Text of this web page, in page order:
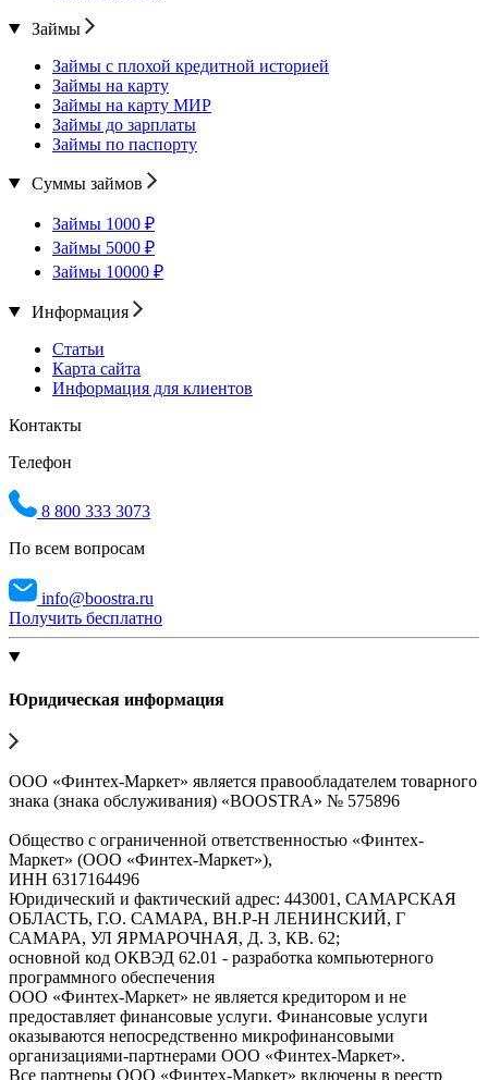
Займы
Займы с плохой кредитной историей
Займы на карту
Займы на карту МИР
Займы до зарплаты
Займы по паспорту
Суммы займов
Займы 1000 ₽
Займы 5000 ₽
Займы 10000 ₽
Информация
Статьи
Карта сайта
Информация для клиентов
Контакты
Телефон
8 800 333 3073
По всем вопросам
info@boostra.ru
Получить бесплатно
Юридическая информация
ООО «Финтех-Маркет» является правообладателем товарного
знака (знака обслуживания) «BOOSTRA» № 575896
Общество с ограниченной ответственностью «Финтех-
Маркет» (ООО «Финтех-Маркет»),
ИНН 6317164496
Юридический и фактический адрес: 443001, САМАРСКАЯ
ОБЛАСТЬ, Г.О. САМАРА, ВН.Р-Н ЛЕНИНСКИЙ, Г
САМАРА, УЛ ЯРМАРОЧНАЯ, Д. 3, КВ. 62;
основной код ОКВЭД 62.01 - разработка компьютерного
программного обеспечения
ООО «Финтех-Маркет» не является кредитором и не
предоставляет финансовые услуги. Финансовые услуги
оказываются непосредственно микрофинансовыми
организациями-партнерами ООО «Финтех-Маркет».
Все партнеры ООО «Финтех-Маркет» включены в реестр